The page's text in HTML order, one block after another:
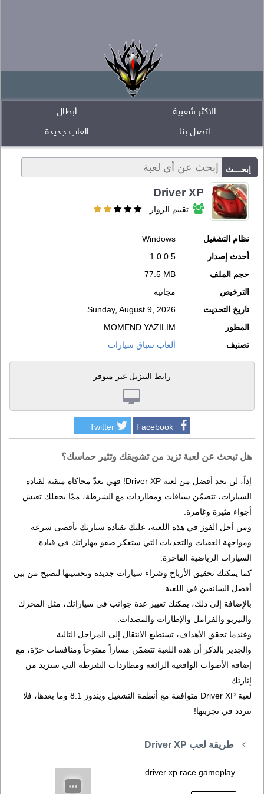
أبطال
الاكثر شعبية
العاب جديدة
اتصل بنا
Driver XP
تقييم الزوار
نظام التشغيل
Windows
أحدث إصدار
1.0.0.5
حجم الملف
77.5 MB
الترخيص
مجانية
تاريخ التحديث
Sunday, August 9, 2026
المطور
MOMEND YAZILIM
تصنيف
ألعاب سباق سيارات
رابط التنزيل غير متوفر
Facebook
Twitter
هل تبحث عن لعبة تزيد من تشويقك وتثير حماسك؟
إذاً، لن تجد أفضل من لعبة Driver XP! فهي تعدّ محاكاة متقنة لقيادة
السيارات، تتضمّن سباقات ومطاردات مع الشرطة، ممّا يجعلك تعيش
أجواء مثيرة وغامرة.
ومن أجل الفوز في هذه اللعبة، عليك بقيادة سيارتك بأقصى سرعة
ومواجهة العقبات والتحديات التي ستعكر صفو مهاراتك في قيادة
السيارات الرياضية الفاخرة.
كما يمكنك تحقيق الأرباح وشراء سيارات جديدة وتحسينها لتصبح من بين
أفضل السائقين في اللعبة.
بالإضافة إلى ذلك، يمكنك تغيير عدة جوانب في سياراتك، مثل المحرك
والتيربو والفرامل والإطارات والمصدات.
وعندما تحقق الأهداف، تستطيع الانتقال إلى المراحل التالية.
والجدير بالذكر أن هذه اللعبة تتضمّن مساراً مفتوحاً ومنافسات حرّة، مع
إضافة الأصوات الواقعية الرائعة ومطاردات الشرطة التي ستزيد من
إثارتك.
لعبة Driver XP متوافقة مع أنظمة التشغيل ويندوز 8.1 وما بعدها، فلا
تتردد في تجربتها!
طريقة لعب Driver XP
driver xp race gameplay